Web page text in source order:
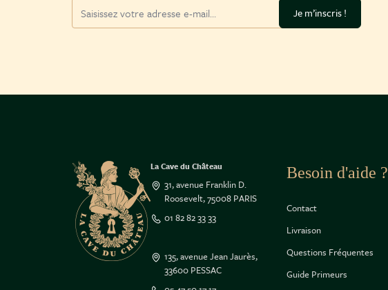
Je m’inscris !
La Cave du Château
31, avenue Franklin D.
Roosevelt, 75008 PARIS
01 82 82 33 33
135, avenue Jean Jaurès,
33600 PESSAC
Besoin d'aide ?
Contact
Livraison
Questions Fréquentes
Guide Primeurs